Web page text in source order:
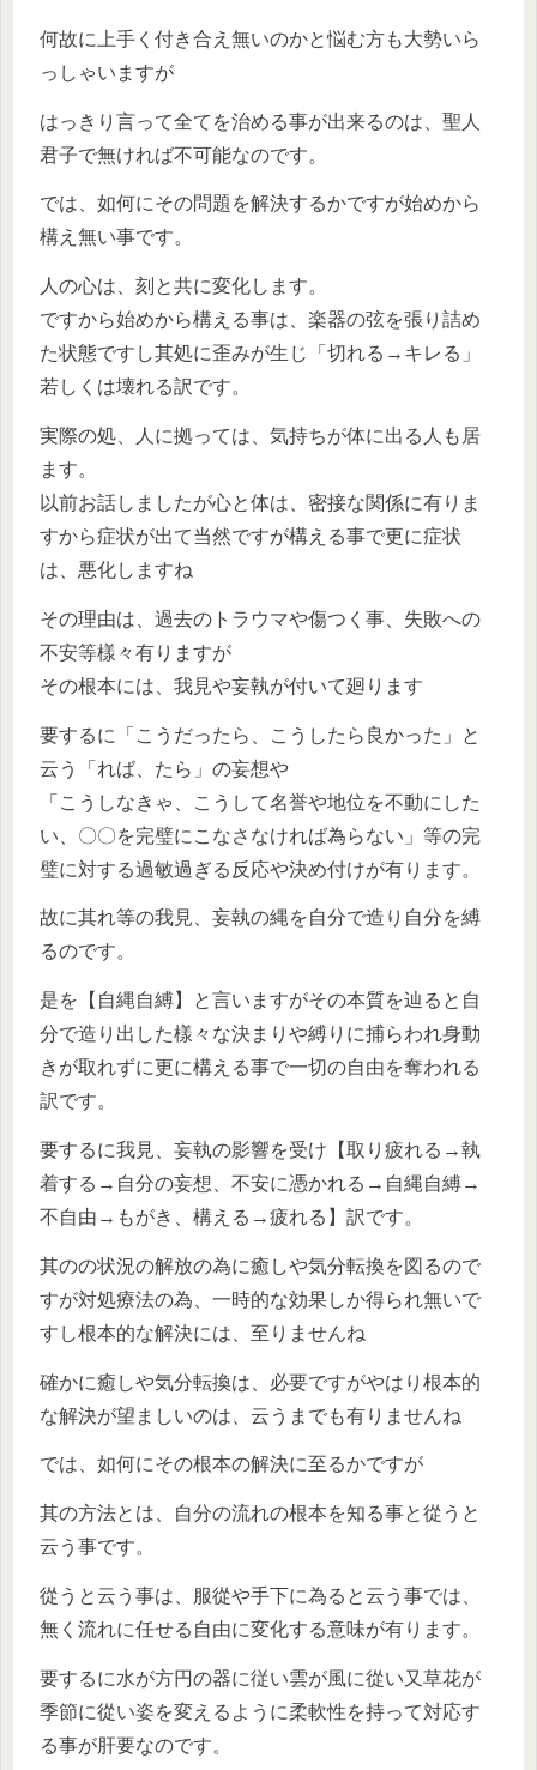
何故に上手く付き合え無いのかと悩む方も大勢いら
っしゃいますが
はっきり言って全てを治める事が出来るのは、聖人
君子で無ければ不可能なのです。
では、如何にその問題を解決するかですが始めから
構え無い事です。
人の心は、刻と共に変化します。
ですから始めから構える事は、楽器の弦を張り詰め
た状態ですし其処に歪みが生じ「切れる→キレる」
若しくは壊れる訳です。
実際の処、人に拠っては、気持ちが体に出る人も居
ます。
以前お話しましたが心と体は、密接な関係に有りま
すから症状が出て当然ですが構える事で更に症状
は、悪化しますね
その理由は、過去のトラウマや傷つく事、失敗への
不安等樣々有りますが
その根本には、我見や妄執が付いて廻ります
要するに「こうだったら、こうしたら良かった」と
云う「れば、たら」の妄想や
「こうしなきゃ、こうして名誉や地位を不動にした
い、〇〇を完璧にこなさなければ為らない」等の完
璧に対する過敏過ぎる反応や決め付けが有ります。
故に其れ等の我見、妄執の縄を自分で造り自分を縛
るのです。
是を【自縄自縛】と言いますがその本質を辿ると自
分で造り出した樣々な決まりや縛りに捕らわれ身動
きが取れずに更に構える事で一切の自由を奪われる
訳です。
要するに我見、妄執の影響を受け【取り疲れる→執
着する→自分の妄想、不安に憑かれる→自縄自縛→
不自由→もがき、構える→疲れる】訳です。
其のの状況の解放の為に癒しや気分転換を図るので
すが対処療法の為、一時的な効果しか得られ無いで
すし根本的な解決には、至りませんね
確かに癒しや気分転換は、必要ですがやはり根本的
な解決が望ましいのは、云うまでも有りませんね
では、如何にその根本の解決に至るかですが
其の方法とは、自分の流れの根本を知る事と從うと
云う事です。
從うと云う事は、服從や手下に為ると云う事では、
無く流れに任せる自由に変化する意味が有ります。
要するに水が方円の器に従い雲が風に從い又草花が
季節に從い姿を変えるように柔軟性を持って対応す
る事が肝要なのです。